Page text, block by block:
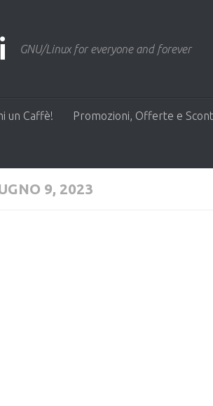
GNU/Linux for everyone and forever
un Caffè! Promozioni, Offerte e
9, 2023